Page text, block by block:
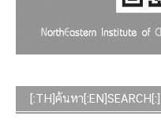
[:TH]ค้นหา[:EN]SEARCH[:]